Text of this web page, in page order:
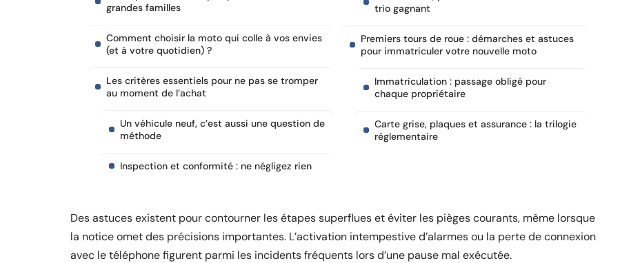
grandes familles
Comment choisir la moto qui colle à vos envies
(et à votre quotidien) ?
Les critères essentiels pour ne pas se tromper
au moment de l’achat
Un véhicule neuf, c’est aussi une question de
méthode
Inspection et conformité : ne négligez rien
trio gagnant
Premiers tours de roue : démarches et astuces
pour immatriculer votre nouvelle moto
Immatriculation : passage obligé pour
chaque propriétaire
Carte grise, plaques et assurance : la trilogie
réglementaire
Des astuces existent pour contourner les étapes superflues et éviter les pièges courants, même lorsque
la notice omet des précisions importantes. L’activation intempestive d’alarmes ou la perte de connexion
avec le téléphone figurent parmi les incidents fréquents lors d’une pause mal exécutée.